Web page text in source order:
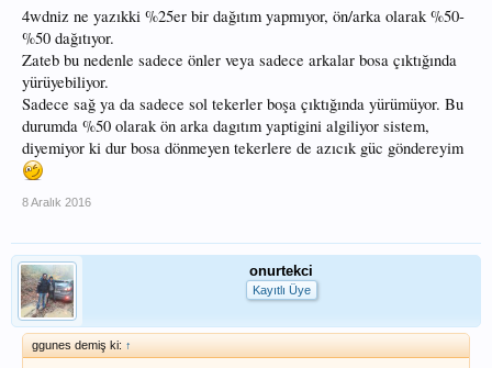
4wdniz ne yazıkki %25er bir dağıtım yapmıyor, ön/arka olarak %50-
%50 dağıtıyor.
Zateb bu nedenle sadece önler veya sadece arkalar bosa çıktığında
yürüyebiliyor.
Sadece sağ ya da sadece sol tekerler boşa çıktığında yürümüyor. Bu
durumda %50 olarak ön arka dagıtım yaptigini algiliyor sistem,
diyemiyor ki dur bosa dönmeyen tekerlere de azıcık güc göndereyim
8 Aralık 2016
onurtekci
Kayıtlı Üye
ggunes demiş ki: ↑